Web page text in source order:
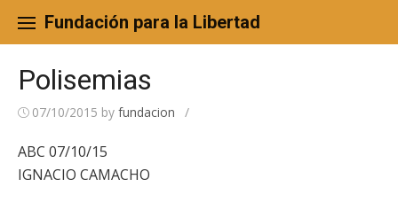
content
Fundación para la Libertad
Polisemias
07/10/2015 by fundacion /
ABC 07/10/15
IGNACIO CAMACHO